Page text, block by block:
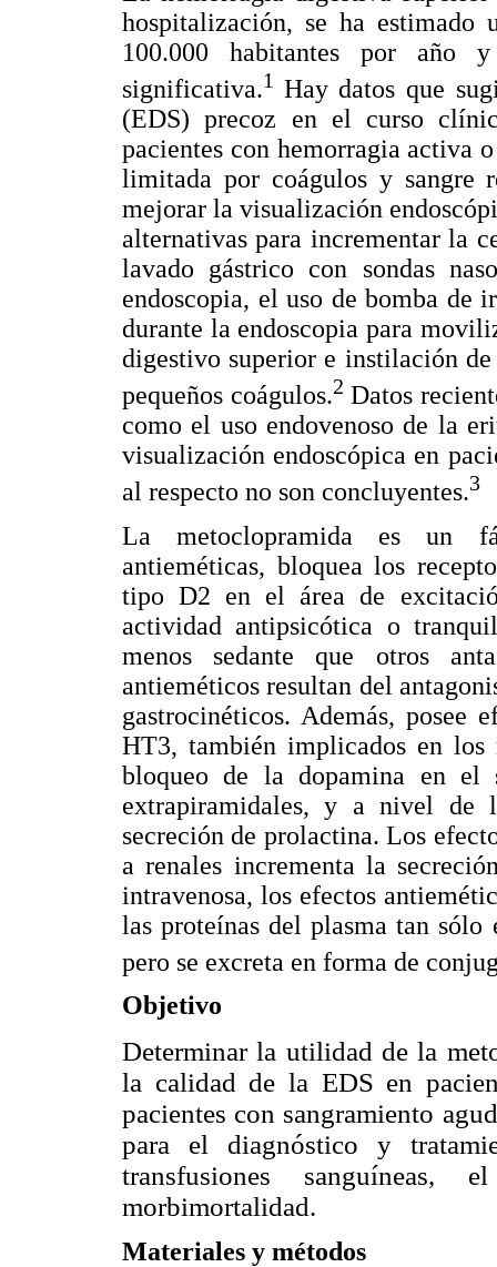
hospitalización, se ha
100.000 habitantes por año
significativa.1 Hay datos que
(EDS) precoz en el curso
pacientes con hemorragia activa
limitada por coágulos y sangre
mejorar la visualización
alternativas para incrementar la
lavado gástrico con sondas
endoscopia, el uso de bomba de
durante la endoscopia para
digestivo superior e instilación
pequeños coágulos.2Datos
como el uso endovenoso de la
visualización endoscópica en
al respecto no son concluyentes.3
La metoclopramida es un
antieméticas, bloquea los
tipo D2 en el área de
actividad antipsicótica o
menos sedante que otros
antieméticos resultan del
gastrocinéticos. Además, posee
HT3, también implicados en
bloqueo de la dopamina en el
extrapiramidales, y a nivel
secreción de prolactina. Los
a renales incrementa la
intravenosa, los efectos
las proteínas del plasma tan sólo
pero se excreta en forma de
Objetivo
Determinar la utilidad de la
la calidad de la EDS en
pacientes con sangramiento
para el diagnóstico y
transfusiones
morbimortalidad.
Materiales y métodos